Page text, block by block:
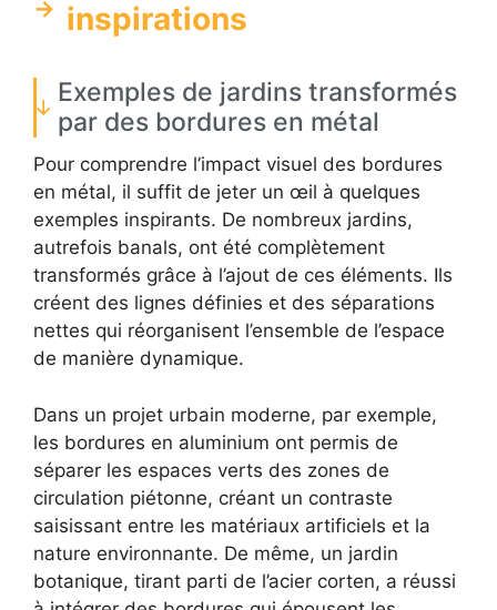
inspirations
Exemples de jardins transformés
par des bordures en métal
Pour comprendre l’impact visuel des bordures
en métal, il suffit de jeter un œil à quelques
exemples inspirants. De nombreux jardins,
autrefois banals, ont été complètement
transformés grâce à l’ajout de ces éléments. Ils
créent des lignes définies et des séparations
nettes qui réorganisent l’ensemble de l’espace
de manière dynamique.
Dans un projet urbain moderne, par exemple,
les bordures en aluminium ont permis de
séparer les espaces verts des zones de
circulation piétonne, créant un contraste
saisissant entre les matériaux artificiels et la
nature environnante. De même, un jardin
botanique, tirant parti de l’acier corten, a réussi